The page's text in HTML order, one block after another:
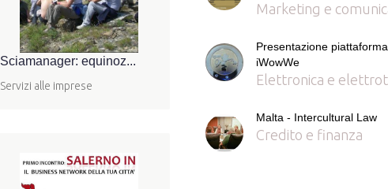
Sciamanager: equinoz...
Servizi alle imprese
Marketing e
Presentazione
iWowWe
Elettronica e
Malta - Intercultural Law
Credito e finanza